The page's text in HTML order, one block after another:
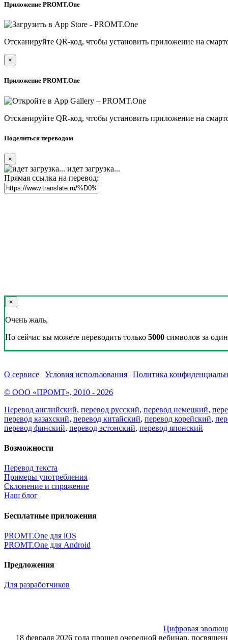
Приложение PROMT.One
Отсканируйте QR-код, чтобы установить приложение на
×
Приложение PROMT.One
Отсканируйте QR-код, чтобы установить приложение на
Поделиться переводом
×
идет загрузка...
Прямая ссылка на перевод:
×
Очень жаль,
Но сейчас вы можете переводить только 5000 символов за один
О сервисе | Условия использования | Политика
© ООО «ПРОМТ», 2010 - 2026
Перевод английский, перевод русский, перевод немецкий,
перевод казахский, перевод китайский, перевод корейский,
перевод финский, перевод эстонский, перевод японский
Возможности
Перевод текста
Примеры употребления
Склонение и спряжение
Наш блог
Бесплатные приложения
PROMT.One для iOS
PROMT.One для Android
Предложения
Для разработчиков
Цифровая
18 февраля 2026 года прошел очередной вебинар,